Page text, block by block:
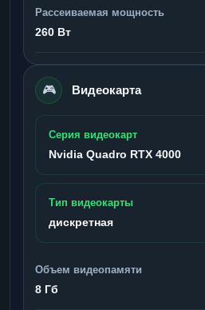
Рассеиваемая мощность
260 Вт
🎮 Видеокарта
Серия видеокарт
Nvidia Quadro RTX 4000
Тип видеокарты
дискретная
Объем видеопамяти
8 Гб